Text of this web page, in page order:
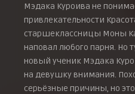
Мэдака Куроива не
привлекательности
старшеклассницы Моны
наповал любого парня. Но
новый ученик Мэдака
на девушку внимания.
серьёзные причины, но